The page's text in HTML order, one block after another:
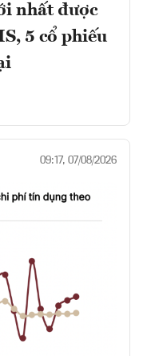
nhất được
5 cổ phiếu
09:17, 07/08/2026